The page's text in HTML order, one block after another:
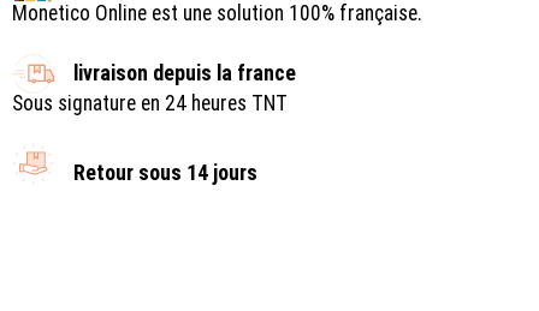
Monetico Online est une solution 100% française.
livraison depuis la france
Sous signature en 24 heures TNT
Retour sous 14 jours